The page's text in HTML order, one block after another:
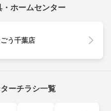
・ホームセンター
う千葉店
ーチラシ一覧